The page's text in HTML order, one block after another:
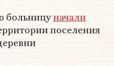
больницуначали
поселения